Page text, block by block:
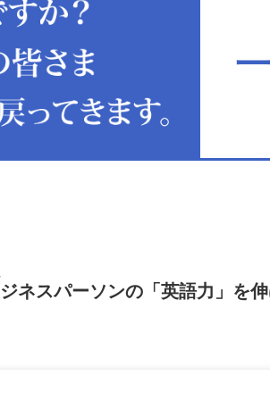
ジネスパーソンの「英語力」を